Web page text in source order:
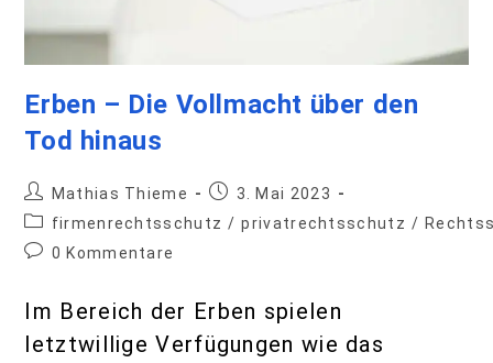
Erben – Die Vollmacht über den
Tod hinaus
Mathias Thieme
3. Mai 2023
firmenrechtsschutz / privatrechtsschutz /
0 Kommentare
Im Bereich der Erben spielen
letztwillige Verfügungen wie das